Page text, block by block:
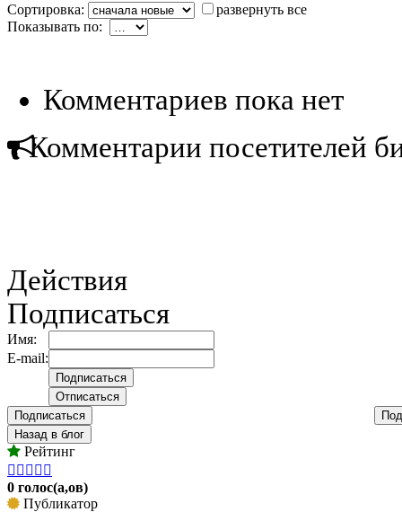
Сортировка:
развернуть все
Показывать по:
Комментариев пока нет
Комментарии посетителей
Действия
Подписаться
Имя:
E-mail:
Подписаться
Назад в блог
Рейтинг
    
0 голос(а,ов)
Публикатор